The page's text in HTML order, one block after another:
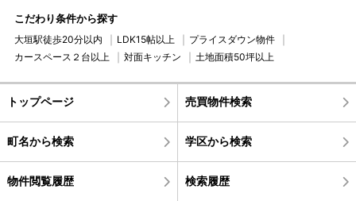
こだわり条件から探す
大垣駅徒歩20分以内 LDK15帖以上
プライスダウン物件
カースペース２台以上
対面キッチン 土地面積50坪以上
トップページ 売買物件検索
町名から検索 学区から検索
物件閲覧履歴 検索履歴